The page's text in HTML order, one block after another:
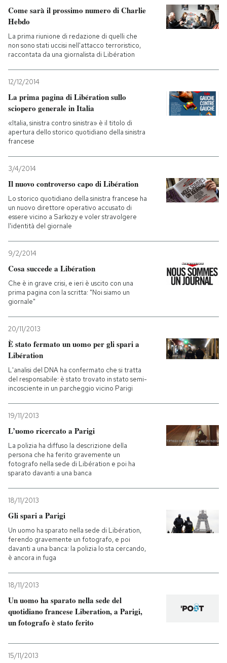
Come sarà il prossimo numero di Charlie
Hebdo
La prima riunione di redazione di quelli che
non sono stati uccisi nell'attacco terroristico,
raccontata da una giornalista di Libération
12/12/2014
La prima pagina di Libération sullo
sciopero generale in Italia
«Italia, sinistra contro sinistra» è il titolo di
apertura dello storico quotidiano della sinistra
francese
3/4/2014
Il nuovo controverso capo di Libération
Lo storico quotidiano della sinistra francese ha
un nuovo direttore operativo accusato di
essere vicino a Sarkozy e voler stravolgere
l'identità del giornale
9/2/2014
Cosa succede a Libération
Che è in grave crisi, e ieri è uscito con una
prima pagina con la scritta: "Noi siamo un
giornale"
20/11/2013
È stato fermato un uomo per gli spari a
Libération
L'analisi del DNA ha confermato che si tratta
del responsabile: è stato trovato in stato semi-
incosciente in un parcheggio vicino Parigi
19/11/2013
L’uomo ricercato a Parigi
La polizia ha diffuso la descrizione della
persona che ha ferito gravemente un
fotografo nella sede di Libération e poi ha
sparato davanti a una banca
18/11/2013
Gli spari a Parigi
Un uomo ha sparato nella sede di Libération,
ferendo gravemente un fotografo, e poi
davanti a una banca: la polizia lo sta cercando,
è ancora in fuga
18/11/2013
Un uomo ha sparato nella sede del
quotidiano francese Liberation, a Parigi,
un fotografo è stato ferito
15/11/2013